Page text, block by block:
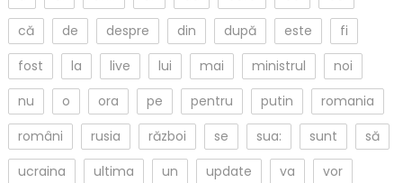
că
de despre din după este
fi
fost
la live lui mai ministrul
noi
nu
o ora pe pentru putin
romania
români
rusia război se sua: sunt
să
ucraina
ultima un update va
vor